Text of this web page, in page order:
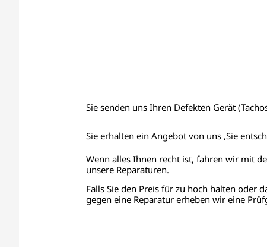
Sie senden uns Ihren Defekten Gerät
Sie erhalten ein Angebot von uns ,Sie
Wenn alles Ihnen recht ist, fahren wir mit
unsere Reparaturen.
Falls Sie den Preis für zu hoch halten oder
gegen eine Reparatur erheben wir eine